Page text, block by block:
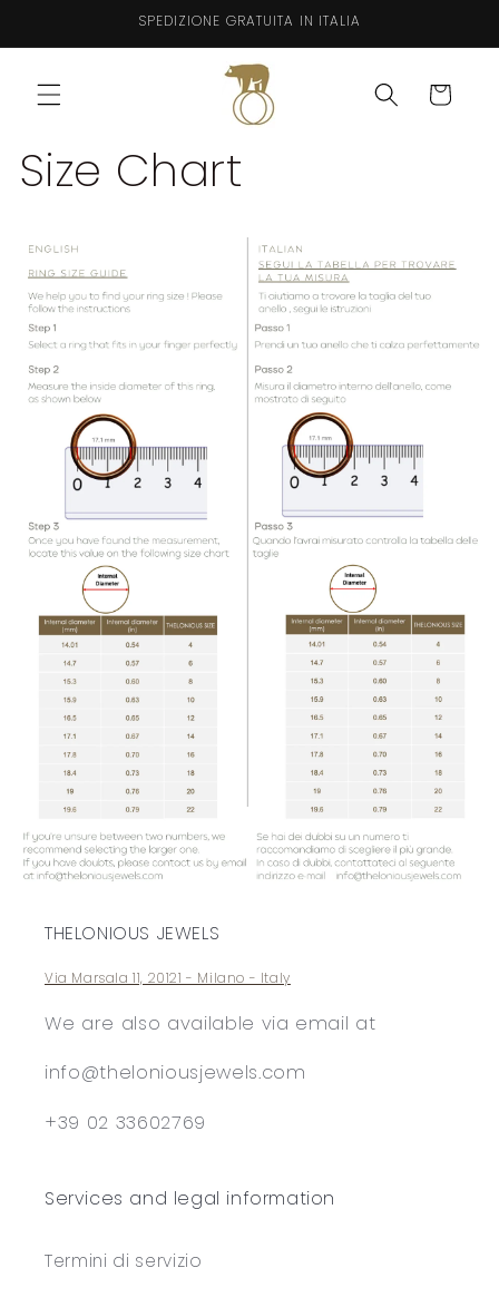
direttamente
ai contenuti
SPEDIZIONE GRATUITA IN ITALIA
Carrello
Size Chart
THELONIOUS JEWELS
Via Marsala 11, 20121 - Milano - Italy
We are also available via email at
info@theloniousjewels.com
+39 02 33602769
Services and legal information
Termini di servizio